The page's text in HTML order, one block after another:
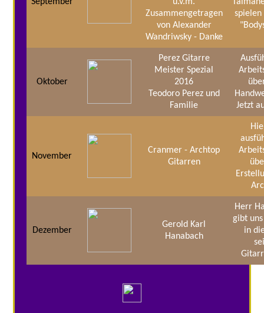
Zusammengetragen
von Alexander
Wandriwsky - Danke
Oktober
Perez Gitarre
Meister Spezial
2016
Teodoro Perez und
Familie
Jetzt
November
Cranmer - Archtop
Gitarren
Dezember
Gerold Karl
Hanabach
Herr
gibt
in